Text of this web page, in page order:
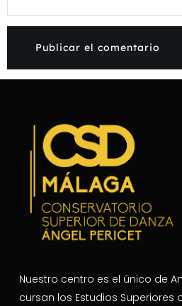
Nuestro centro es el único de
cursan los Estudios Superiores